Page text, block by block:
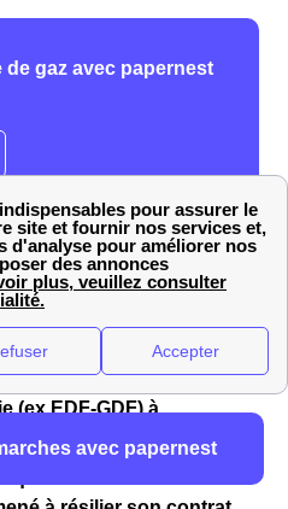
(ex EDF-GDF) à
le client
avec papernest